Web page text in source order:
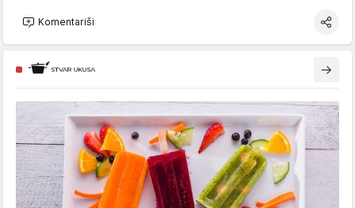
Komentariši